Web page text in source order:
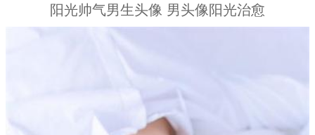
阳光帅气男生头像 男头像阳光治愈